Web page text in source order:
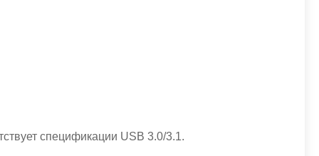
спецификации USB 3.0/3.1.